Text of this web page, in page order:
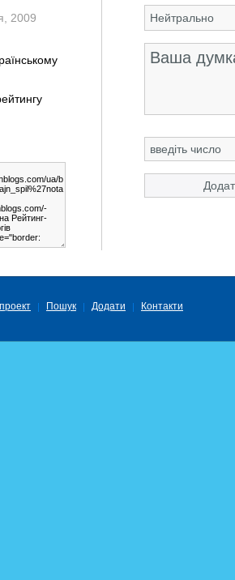
2009
Пошук Додати Контакти